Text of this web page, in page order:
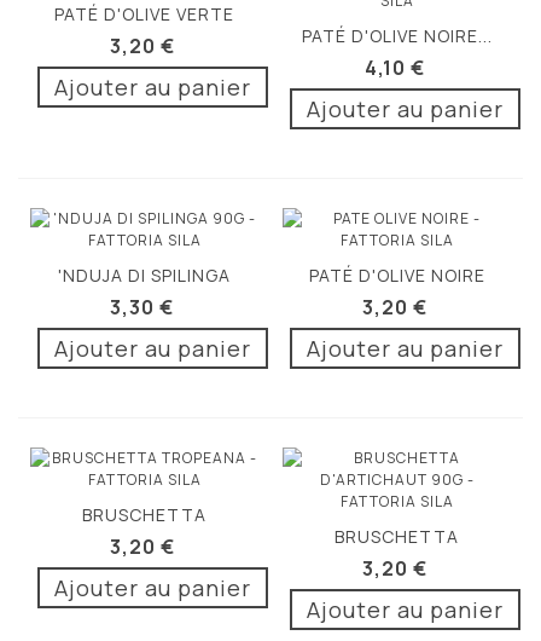
PATÉ D'OLIVE VERTE
90G
3,20 €
Ajouter au panier
PATÉ D'OLIVE NOIRE...
4,10 €
Ajouter au panier
'NDUJA DI SPILINGA
90G
3,30 €
Ajouter au panier
PATÉ D'OLIVE NOIRE
90G
3,20 €
Ajouter au panier
BRUSCHETTA
TROPEANA 90G
3,20 €
Ajouter au panier
BRUSCHETTA
D'ARTICHAUT 90G
3,20 €
Ajouter au panier